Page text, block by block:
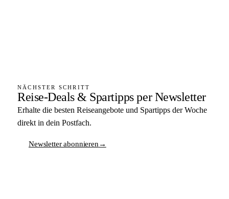
NÄCHSTER SCHRITT
Reise-Deals & Spartipps per Newsletter
Erhalte die besten Reiseangebote und Spartipps der Woche
direkt in dein Postfach.
Newsletter abonnieren→